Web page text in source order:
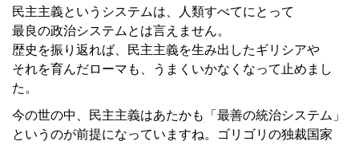
民主主義というシステムは、人類すべてにとって
最良の政治システムとは言えません。
歴史を振り返れば、民主主義を生み出したギリシアや
それを育んだローマも、うまくいかなくなって止めまし
た。
今の世の中、民主主義はあたかも「最善の統治システム」
というのが前提になっていますね。ゴリゴリの独裁国家